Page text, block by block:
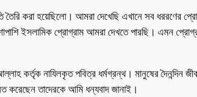
তৈরি করা হয়েছিলো। আমরা দেখেছি এখানে সব ধররণের
ইসলামিক প্রোগ্রাম আমরা দেখতে পারছি। এমন
কর্তৃক নাযিলকৃত পবিত্র ধর্মগ্রন্থ। মানুষের দৈনন্দিন
করেছেন তাদেরকে আমি ধন্যবাদ জানাই।